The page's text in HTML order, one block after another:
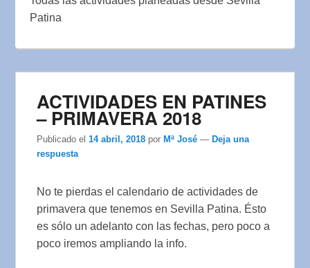
Patina
ACTIVIDADES EN PATINES
– PRIMAVERA 2018
Publicado el14 abril, 2018 por Mª José — Deja una
respuesta
No te pierdas el calendario de actividades de
primavera que tenemos en Sevilla Patina. Ésto
es sólo un adelanto con las fechas, pero poco a
poco iremos ampliando la info.